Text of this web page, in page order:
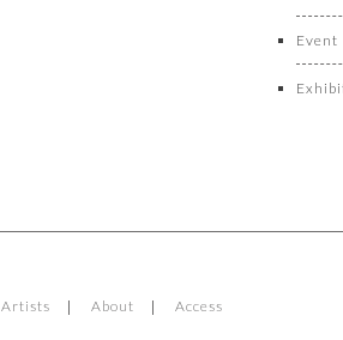
Event
Artists About Access